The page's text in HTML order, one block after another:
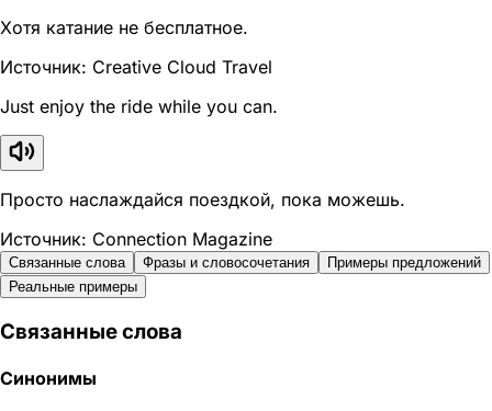
Хотя катание не бесплатное.
Источник: Creative Cloud Travel
Just enjoy the ride while you can.
Просто наслаждайся поездкой, пока можешь.
Источник: Connection Magazine
Связанные слова Фразы и словосочетания
Примеры предложений
Реальные примеры
Связанные слова
Синонимы